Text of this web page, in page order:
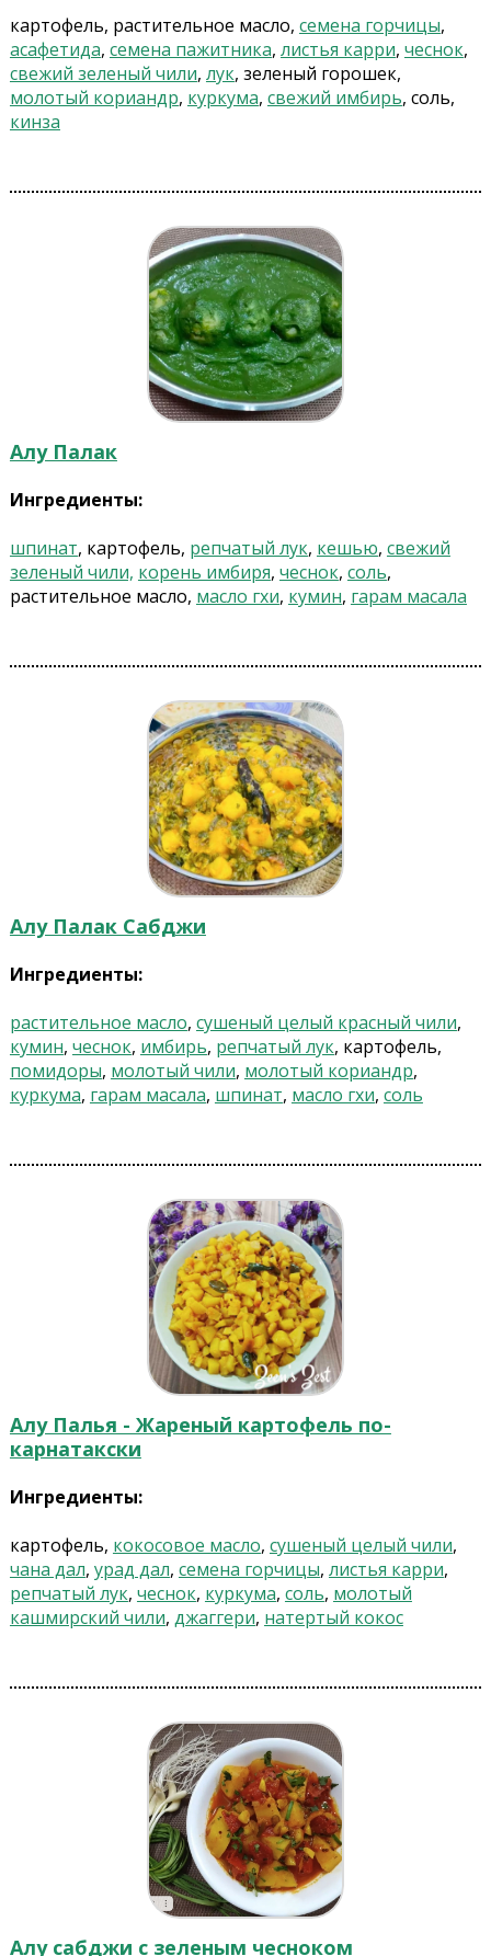
картофель, растительное масло, семена горчицы,
асафетида, семена пажитника, листья карри, чеснок,
свежий зеленый чили, лук, зеленый горошек,
молотый кориандр, куркума, свежий имбирь, соль,
кинза
Алу Палак
Ингредиенты:
шпинат, картофель, репчатый лук, кешью, свежий
зеленый чили, корень имбиря, чеснок, соль,
растительное масло, масло гхи, кумин, гарам масала
Алу Палак Сабджи
Ингредиенты:
растительное масло, сушеный целый красный чили,
кумин, чеснок, имбирь, репчатый лук, картофель,
помидоры, молотый чили, молотый кориандр,
куркума, гарам масала, шпинат, масло гхи, соль
Алу Палья - Жареный картофель по-
карнатакски
Ингредиенты:
картофель, кокосовое масло, сушеный целый чили,
чана дал, урад дал, семена горчицы, листья карри,
репчатый лук, чеснок, куркума, соль, молотый
кашмирский чили, джаггери, натертый кокос
Алу сабджи с зеленым чесноком